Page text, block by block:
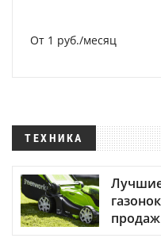
От 1 руб./месяц
ТЕХНИКА
продаж